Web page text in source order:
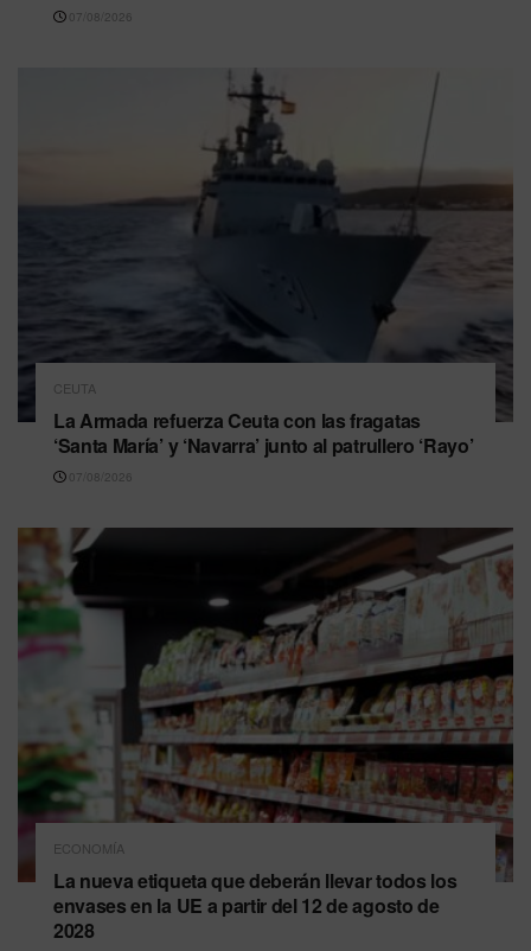
07/08/2026
CEUTA
La Armada refuerza Ceuta con las fragatas
‘Santa María’ y ‘Navarra’ junto al patrullero ‘Rayo’
07/08/2026
ECONOMÍA
La nueva etiqueta que deberán llevar todos los
envases en la UE a partir del 12 de agosto de
2028